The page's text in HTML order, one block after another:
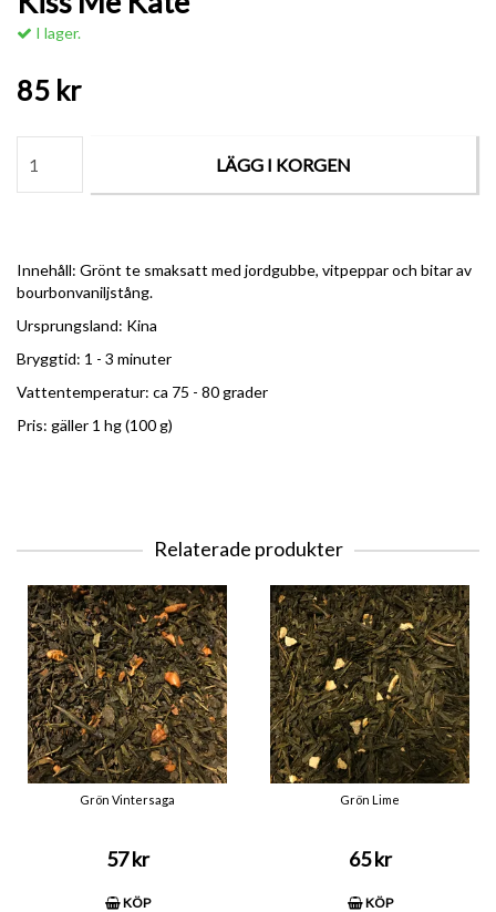
I lager.
85 kr
LÄGG I KORGEN
Innehåll: Grönt te smaksatt med jordgubbe, vitpeppar och bitar av
bourbonvaniljstång.
Ursprungsland: Kina
Bryggtid: 1 - 3 minuter
Vattentemperatur: ca 75 - 80 grader
Pris: gäller 1 hg (100 g)
Relaterade produkter
Grön Vintersaga
57 kr
KÖP
Grön Lime
65 kr
KÖP